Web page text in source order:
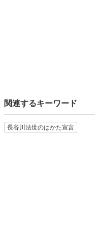
関連するキーワード
長谷川法世のはかた宣言